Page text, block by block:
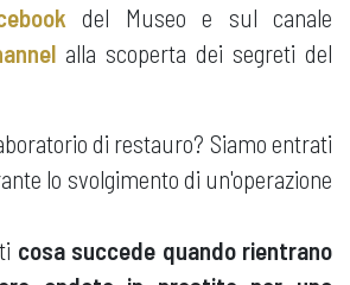
del Museo e sul canale
alla scoperta dei segreti del
di restauro? Siamo entrati
lo svolgimento di un'operazione
cosa succede quando rientrano